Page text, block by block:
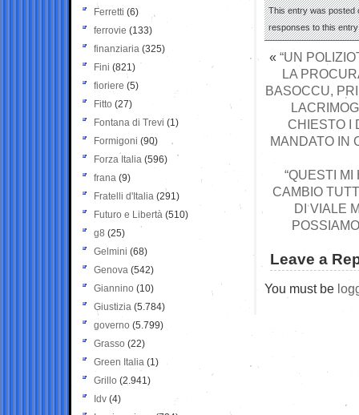
This entry was posted
responses to this
« “UN
LA
BASOCCU,
CHIESTO I
MANDATO IN
“QUESTI
CAMBIO
DI VIALE
Leave a
You must be
Ferretti (6)
ferrovie (133)
finanziaria (325)
Fini (821)
fioriere (5)
Fitto (27)
Fontana di Trevi (1)
Formigoni (90)
Forza Italia (596)
frana (9)
Fratelli d'Italia (291)
Futuro e Libertà (510)
g8 (25)
Gelmini (68)
Genova (542)
Giannino (10)
Giustizia (5.784)
governo (5.799)
Grasso (22)
Green Italia (1)
Grillo (2.941)
Idv (4)